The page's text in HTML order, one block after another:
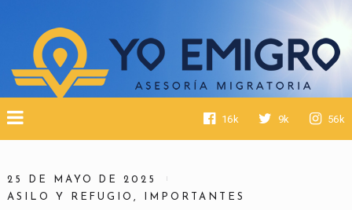
16k 9k 56k
25 DE MAYO DE 2025
ASILO Y REFUGIO, IMPORTANTES